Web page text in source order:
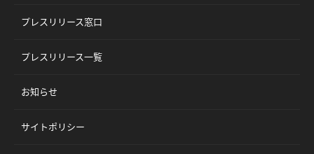
プレスリリース窓口
プレスリリース一覧
お知らせ
サイトポリシー